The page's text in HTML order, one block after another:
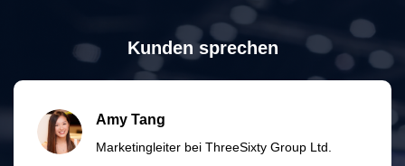
Kunden sprechen
Amy Tang
Marketingleiter bei ThreeSixty Group Ltd.